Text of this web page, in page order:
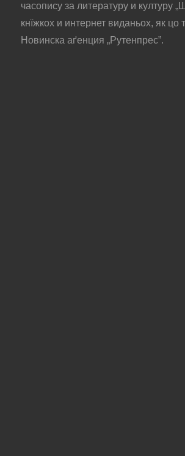
часопису за литературу и културу
кнїжкох и интернет виданьох, як цо
Новинска аґенция „Рутенпрес”.